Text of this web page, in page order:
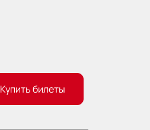
Купить билеты